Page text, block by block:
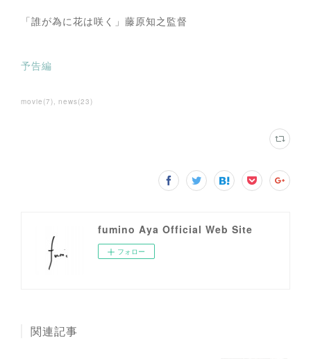
「誰が為に花は咲く」藤原知之監督
予告編
movie (7) news(23)
fumino Aya Official Web Site
フォロー
関連記事